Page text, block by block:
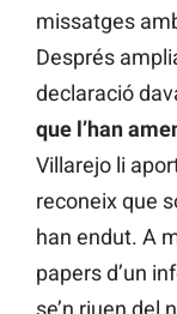
missatges
Després
declaració
que l’han
Villarejo li
reconeix que
han endut. A
papers d’un
se’n riuen del